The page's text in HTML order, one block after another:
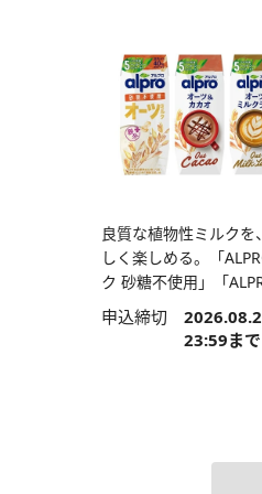
良質な植物性ミルクを
しく楽しめる。「
ク 砂糖不使用」「
申込締切
23:59まで